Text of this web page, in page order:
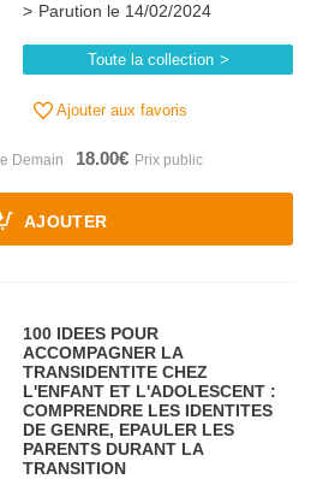
Parution le 14/02/2024
Toute la collection
Ajouter aux favoris
18.00€
AJOUTER
100 IDEES POUR
ACCOMPAGNER LA
TRANSIDENTITE CHEZ
L'ENFANT ET L'ADOLESCENT :
COMPRENDRE LES IDENTITES
DE GENRE, EPAULER LES
PARENTS DURANT LA
TRANSITION